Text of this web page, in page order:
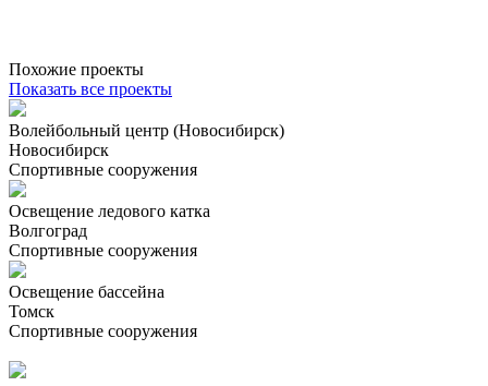
Похожие проекты
Показать все проекты
Волейбольный центр (Новосибирск)
Новосибирск
Спортивные сооружения
Освещение ледового катка
Волгоград
Спортивные сооружения
Освещение бассейна
Томск
Спортивные сооружения